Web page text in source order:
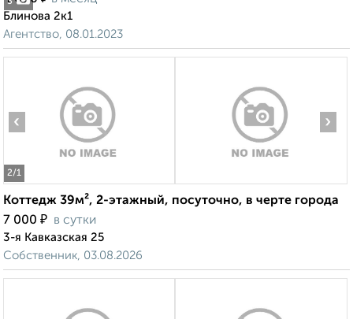
Блинова 2к1
Агентство, 08.01.2023
2/1
‹ ›
Коттедж 39м², 2-этажный, посуточно, в черте города
7 000 ₽ в сутки
3-я Кавказская 25
Собственник, 03.08.2026